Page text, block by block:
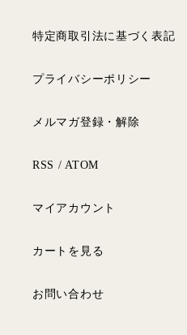
特定商取引法に基づく表記
プライバシーポリシー
メルマガ登録・解除
RSS / ATOM
マイアカウント
カートを見る
お問い合わせ